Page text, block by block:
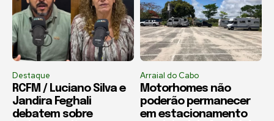
Destaque
RCFM / Luciano Silva e
Jandira Feghali
debatem sobre
Arraial do Cabo
Motorhomes não
poderão permanecer
em estacionamento